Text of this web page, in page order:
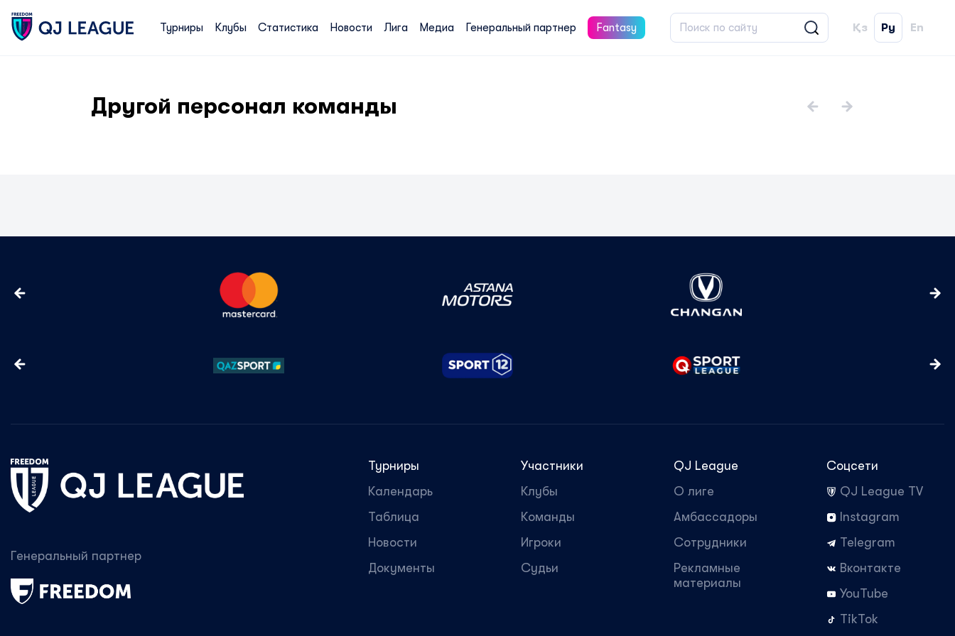
Турниры Клубы Статистика Новости Лига Медиа Генеральный партнер Fantasy Қз Ру En
Другой персонал команды
Генеральный партнер
Турниры
Календарь
Таблица
Новости
Документы
Участники
Клубы
Команды
Игроки
Судьи
QJ League
О лиге
Амбассадоры
Сотрудники
Рекламные
материалы
Соцсети
QJ League TV
Instagram
Telegram
Вконтакте
YouTube
TikTok